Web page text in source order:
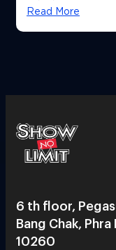
Read More
6 th floor,
Bang Chak,
10260